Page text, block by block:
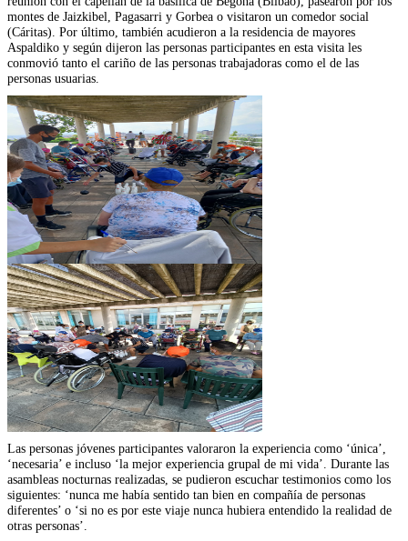
montes de Jaizkibel, Pagasarri y Gorbea o visitaron un comedor social
(Cáritas). Por último, también acudieron a la residencia de mayores
Aspaldiko y según dijeron las personas participantes en esta visita les
conmovió tanto el cariño de las personas trabajadoras como el de las
personas usuarias.
Las personas jóvenes participantes valoraron la experiencia como ‘única’,
‘necesaria’ e incluso ‘la mejor experiencia grupal de mi vida’. Durante las
asambleas nocturnas realizadas, se pudieron escuchar testimonios como los
siguientes: ‘nunca me había sentido tan bien en compañía de personas
diferentes’ o ‘si no es por este viaje nunca hubiera entendido la realidad de
otras personas’.